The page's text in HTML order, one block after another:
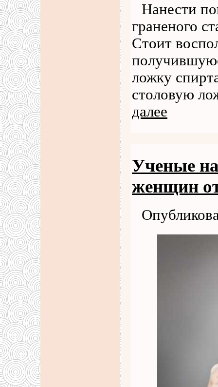
Нанести
граненого
Стоит
ложку
столовую
далее
Ученые
женщин